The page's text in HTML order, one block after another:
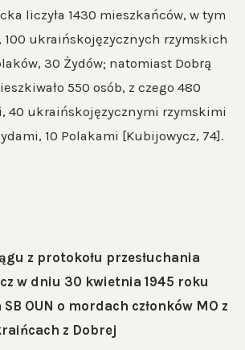
liczyła 1430 mieszkańców, w tym
100 ukraińskojęzycznych rzymskich
30 Żydów; natomiast Dobrą
550 osób, z czego 480
40 ukraińskojęzycznymi rzymskimi
10 Polakami [Kubijowycz, 74].
z protokołu przesłuchania
w dniu 30 kwietnia 1945 roku
OUN o mordach członków MO z
z Dobrej